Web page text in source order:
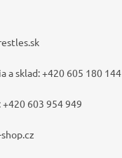
a sklad: +420 605 180 144
+420 603 954 949